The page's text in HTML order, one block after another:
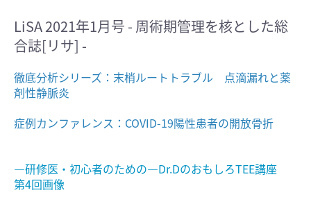
LiSA 2021年1月号 - 周術期管理を核とした総
合誌[リサ] -
徹底分析シリーズ：末梢ルートトラブル 点滴漏れと薬
剤性静脈炎
症例カンファレンス：COVID-19陽性患者の開放骨折
―研修医・初心者のための―Dr.DのおもしろTEE講座
第4回画像